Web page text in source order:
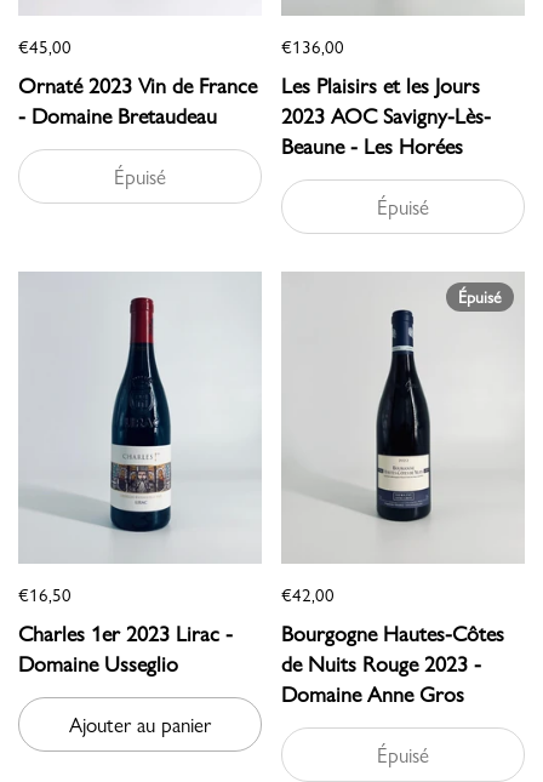
€45,00
Ornaté 2023 Vin de France
- Domaine Bretaudeau
Épuisé
€136,00
Les Plaisirs et les Jours
2023 AOC Savigny-Lès-
Beaune - Les Horées
Épuisé
€16,50
Charles 1er 2023 Lirac -
Domaine Usseglio
Ajouter au panier
€42,00
Bourgogne Hautes-Côtes
de Nuits Rouge 2023 -
Domaine Anne Gros
Épuisé
Épuisé